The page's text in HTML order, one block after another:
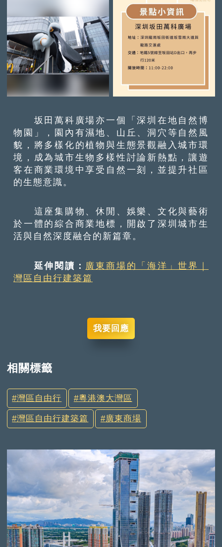
坂田萬科廣場亦一個「深圳在地自然博
物園」，園內有濕地、山丘、洞穴等自然風
貌，將多樣化的植物與生態景觀融入城市環
境，成為城市生物多樣性討論新熱點，讓遊
客在商業環境中享受自然一刻，並提升社區
的生態意識。
這座集購物、休閒、娛樂、文化與藝術
於一體的綜合商業地標，開啟了深圳城市生
活與自然深度融合的新篇章。
延伸閱讀： 廣東商場的「海洋」世界｜
灣區自由行建築篇
我要回應
相關標籤
灣區自由行 粵港澳大灣區
灣區自由行建築篇 廣東商場